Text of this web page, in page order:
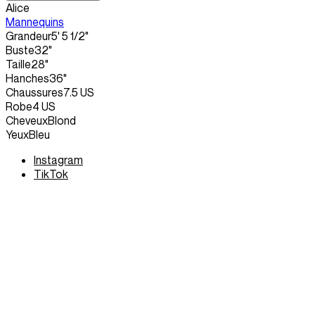
Alice
Mannequins
Grandeur5' 5 1/2"
Buste32"
Taille28"
Hanches36"
Chaussures7.5 US
Robe4 US
CheveuxBlond
YeuxBleu
Instagram
TikTok